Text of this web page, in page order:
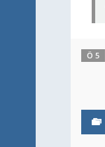
Ö 5